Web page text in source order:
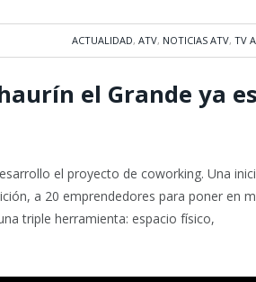
ACTUALIDAD, ATV, NOTICIAS ATV, TV
el Grande ya es
el proyecto de coworking. Una
a 20 emprendedores para poner en
triple herramienta: espacio físico,